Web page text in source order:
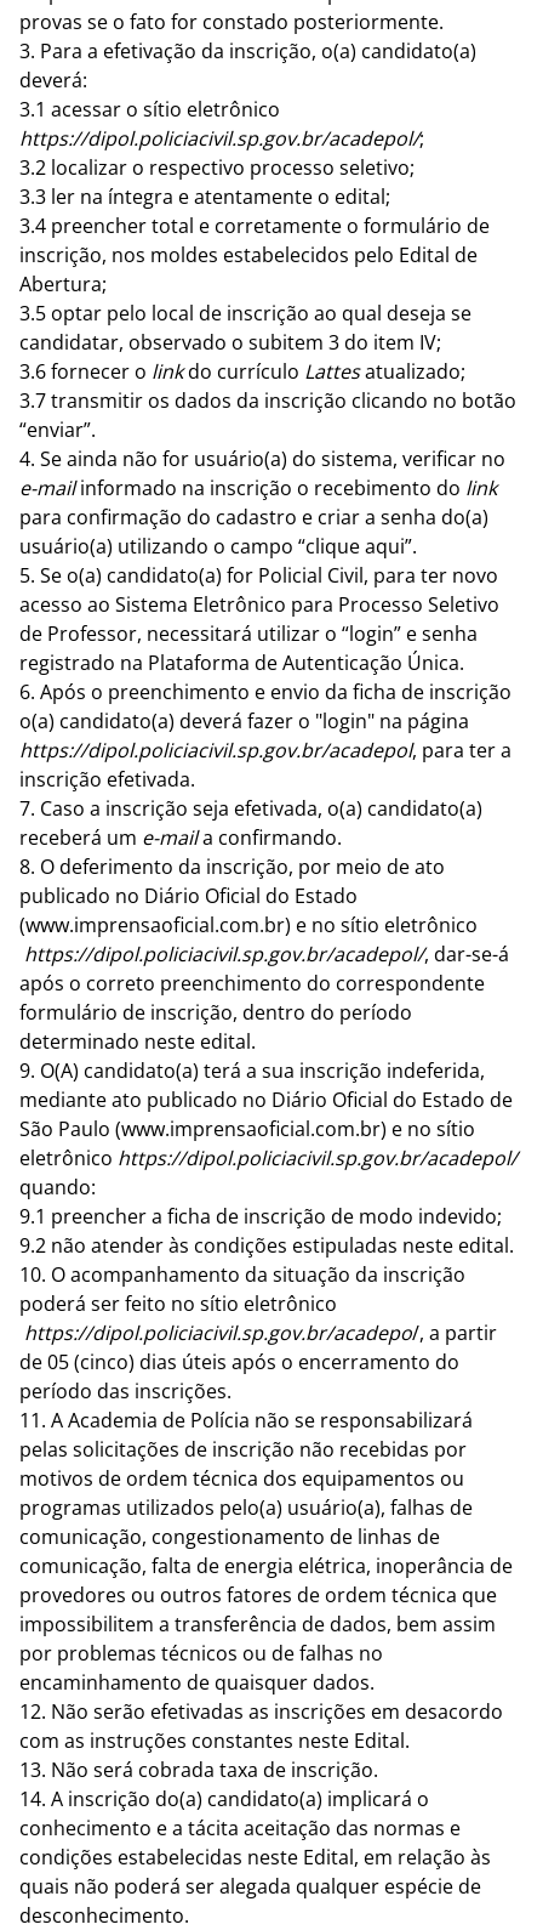
provas se o fato for constado posteriormente.
3. Para a efetivação da inscrição, o(a) candidato(a)
deverá:
3.1 acessar o sítio eletrônico
https://dipol.policiacivil.sp.gov.br/acadepol/;
3.2 localizar o respectivo processo seletivo;
3.3 ler na íntegra e atentamente o edital;
3.4 preencher total e corretamente o formulário de
inscrição, nos moldes estabelecidos pelo Edital de
Abertura;
3.5 optar pelo local de inscrição ao qual deseja se
candidatar, observado o subitem 3 do item IV;
3.6 fornecer o linkdo currículo Lattesatualizado;
3.7 transmitir os dados da inscrição clicando no botão
“enviar”.
4. Se ainda não for usuário(a) do sistema, verificar no
e-mailinformado na inscrição o recebimento do link
para confirmação do cadastro e criar a senha do(a)
usuário(a) utilizando o campo “clique aqui”.
5. Se o(a) candidato(a) for Policial Civil, para ter novo
acesso ao Sistema Eletrônico para Processo Seletivo
de Professor, necessitará utilizar o “login” e senha
registrado na Plataforma de Autenticação Única.
6. Após o preenchimento e envio da ficha de inscrição
o(a) candidato(a) deverá fazer o "login" na página
https://dipol.policiacivil.sp.gov.br/acadepol, para ter a
inscrição efetivada.
7. Caso a inscrição seja efetivada, o(a) candidato(a)
receberá um e-maila confirmando.
8. O deferimento da inscrição, por meio de ato
publicado no Diário Oficial do Estado
(www.imprensaoficial.com.br) e no sítio eletrônico
https://dipol.policiacivil.sp.gov.br/acadepol/, dar-se-á
após o correto preenchimento do correspondente
formulário de inscrição, dentro do período
determinado neste edital.
9. O(A) candidato(a) terá a sua inscrição indeferida,
mediante ato publicado no Diário Oficial do Estado de
São Paulo (www.imprensaoficial.com.br) e no sítio
eletrônico https://dipol.policiacivil.sp.gov.br/acadepol/
quando:
9.1 preencher a ficha de inscrição de modo indevido;
9.2 não atender às condições estipuladas neste edital.
10. O acompanhamento da situação da inscrição
poderá ser feito no sítio eletrônico
https://dipol.policiacivil.sp.gov.br/acadepo/, a partir
de 05 (cinco) dias úteis após o encerramento do
período das inscrições.
11. A Academia de Polícia não se responsabilizará
pelas solicitações de inscrição não recebidas por
motivos de ordem técnica dos equipamentos ou
programas utilizados pelo(a) usuário(a), falhas de
comunicação, congestionamento de linhas de
comunicação, falta de energia elétrica, inoperância de
provedores ou outros fatores de ordem técnica que
impossibilitem a transferência de dados, bem assim
por problemas técnicos ou de falhas no
encaminhamento de quaisquer dados.
12. Não serão efetivadas as inscrições em desacordo
com as instruções constantes neste Edital.
13. Não será cobrada taxa de inscrição.
14. A inscrição do(a) candidato(a) implicará o
conhecimento e a tácita aceitação das normas e
condições estabelecidas neste Edital, em relação às
quais não poderá ser alegada qualquer espécie de
desconhecimento.